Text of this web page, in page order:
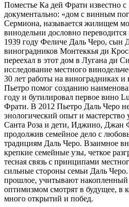
Поместье Ка дей Фрати известно с
документально: «дом с винным
Сермиона, называется жилищем
винодельни дословно
1939 году Феличе Даль Черо, сын
виноградников Монтеккья ди
переехал в этот дом в Лугана ди
исследование местного
30 лет работы на виноградниках
Пьетро помог созданию
году и бутилировал первое вино
Фрати. В 2012 Пьетро Даль Черо
энологический опыт и мастерство
Санта Роза и дети, Иджино, Джан
продолжив семейное дело с
традициям Даль Черо. Взаимное
крепкие семейные узы, четкое
тесная связь с принципами
сильные стороны семьи Даль
прошлое, учитывают накопленный
оптимизмом смотрят в будущее, в
много открытий и побед.